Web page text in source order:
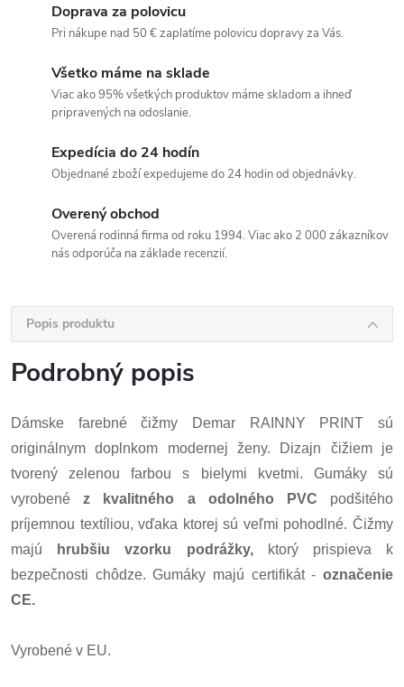
Doprava za polovicu
Pri nákupe nad 50 € zaplatíme polovicu dopravy za Vás.
Všetko máme na sklade
Viac ako 95% všetkých produktov máme skladom a ihneď
pripravených na odoslanie.
Expedícia do 24 hodín
Objednané zboží expedujeme do 24 hodin od objednávky.
Overený obchod
Overená rodinná firma od roku 1994. Viac ako 2 000 zákazníkov
nás odporúča na základe recenzií.
Popis produktu
Podrobný popis
Dámske farebné čižmy Demar RAINNY PRINT sú
originálnym doplnkom modernej ženy. Dizajn čižiem je
tvorený zelenou farbou s bielymi kvetmi. Gumáky sú
vyrobené z kvalitného a odolného PVC podšitého
príjemnou textíliou, vďaka ktorej sú veľmi pohodlné. Čižmy
majú hrubšiu vzorku podrážky,ktorý prispieva k
bezpečnosti chôdze. Gumáky majú certifikát - označenie
CE.
Vyrobené v EU.